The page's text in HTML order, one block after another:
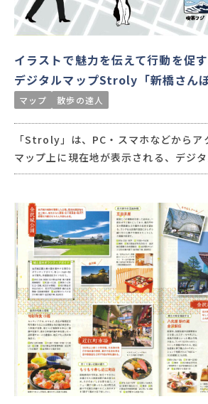
イラストで魅力を伝えて行動を促す
デジタルマップStroly「新橋さんぽ
マップ 散歩の達人
「Stroly」は、PC・スマホなどからア
マップ上に現在地が表示される、デジ
ップです。地域の特色を強調して描く
ル化することで、マップの利用データ
きるので、データをもとにした効果測定